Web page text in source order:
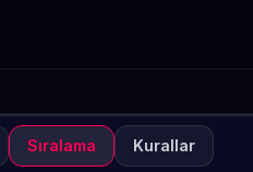
Sıralama Kurallar